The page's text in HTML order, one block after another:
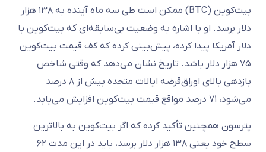
بیت‌کوین (BTC) ممکن است طی سه ماه آینده به ۱۳۸ هزار
دلار برسد. او با اشاره به وضعیت بی‌سابقه‌ای که بیت‌کوین با
دلار آمریکا پیدا کرده، پیش‌بینی کرده که کف قیمت بیت‌کوین
۷۵ هزار دلار باشد. تاریخ نشان می‌دهد که وقتی شاخص
بازدهی بالای اوراق‌قرضه ایالات متحده بیش از ۸ درصد
می‌شود، ۷۱ درصد مواقع قیمت بیت‌کوین افزایش می‌یابد.
پترسون همچنین تأکید کرده که اگر بیت‌کوین به بالاترین
سطح خود یعنی ۱۳۸ هزار دلار برسد، باید در این مدت ۶۲